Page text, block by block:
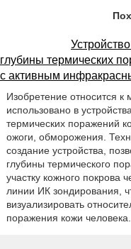
глубины термических
с активным
Изобретение относится
использовано в
термических поражений
ожоги, обморожения.
создание устройства,
глубины термического
участку кожного
линии ИК зондирования,
визуализировать
поражения кожи человека.